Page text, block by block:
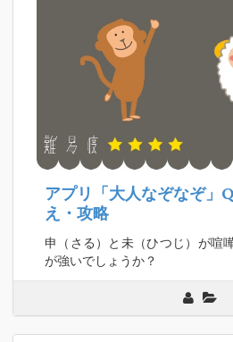
アプリ「大人なぞなぞ」
え・攻略
申（さる）と未（ひつじ）が喧
が強いでしょうか？